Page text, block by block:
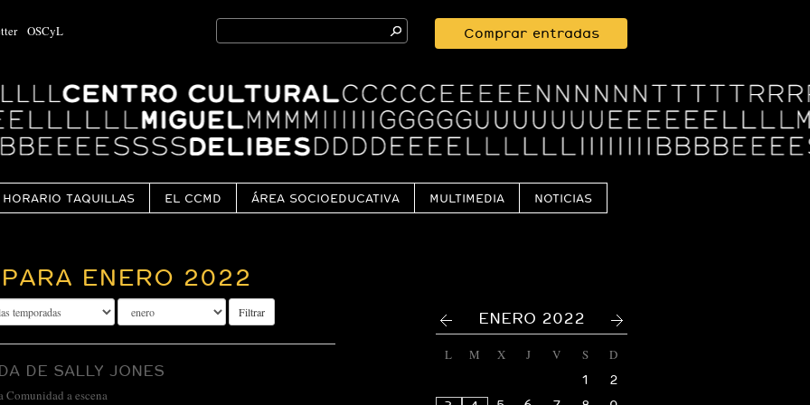
OSCyL
Search
for:
Comprar entradas
HORARIO TAQUILLAS EL CCMD ÁREA SOCIOEDUCATIVA MULTIMEDIA NOTICIAS
ENERO 2022
Filtrar
DE SALLY JONES
Comunidad a escena
ENERO 2022
L M X J V S
D
1
2